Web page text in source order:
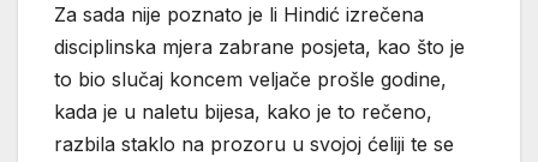
Za sada nije poznato je li Hindić izrečena
disciplinska mjera zabrane posjeta, kao što je
to bio slučaj koncem veljače prošle godine,
kada je u naletu bijesa, kako je to rečeno,
razbila staklo na prozoru u svojoj ćeliji te se